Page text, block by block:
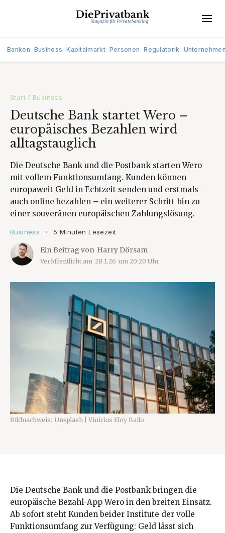
Banken Business Kapitalmarkt Personen Regulatorik
Start / Business
Deutsche Bank startet Wero –
europäisches Bezahlen wird
alltagstauglich
Die Deutsche Bank und die Postbank starten Wero
mit vollem Funktionsumfang. Kunden können
europaweit Geld in Echtzeit senden und erstmals
auch online bezahlen – ein weiterer Schritt hin zu
einer souveränen europäischen Zahlungslösung.
Business • 5 Minuten Lesezeit
Ein Beitrag von Harry Dörsam
Veröffentlicht am 28.1.26 um 20:20 Uhr
Bildnachweis: Unsplash | Vinicius Eloy Bailo
Die Deutsche Bank und die Postbank bringen die
europäische Bezahl-App Wero in den breiten Einsatz.
Ab sofort steht Kunden beider Institute der volle
Funktionsumfang zur Verfügung: Geld lässt sich